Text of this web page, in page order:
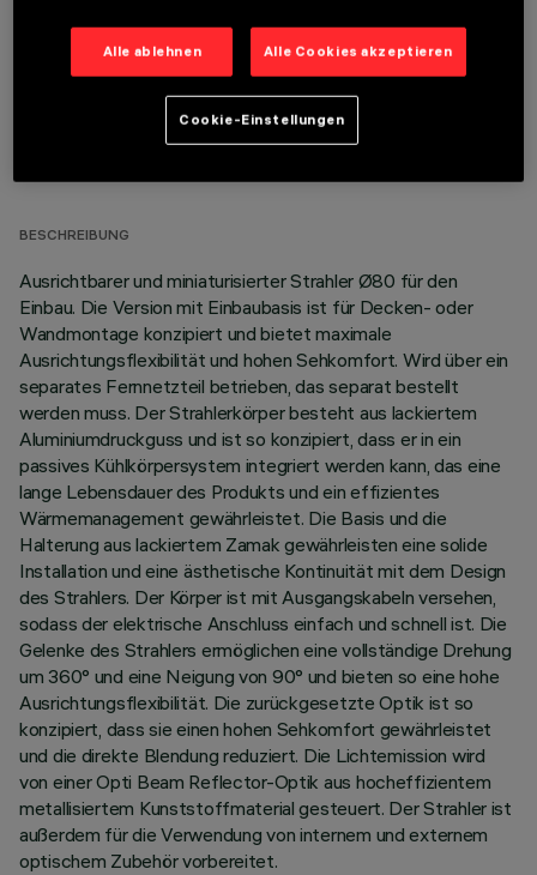
TECHNISCHE DATEN
BESCHREIBUNG
Ausrichtbarer und miniaturisierter Strahler Ø80 für den
Einbau. Die Version mit Einbaubasis ist für Decken- oder
Wandmontage konzipiert und bietet maximale
Ausrichtungsflexibilität und hohen Sehkomfort. Wird über ein
separates Fernnetzteil betrieben, das separat bestellt
werden muss. Der Strahlerkörper besteht aus lackiertem
Aluminiumdruckguss und ist so konzipiert, dass er in ein
passives Kühlkörpersystem integriert werden kann, das eine
lange Lebensdauer des Produkts und ein effizientes
Wärmemanagement gewährleistet. Die Basis und die
Halterung aus lackiertem Zamak gewährleisten eine solide
Installation und eine ästhetische Kontinuität mit dem Design
des Strahlers. Der Körper ist mit Ausgangskabeln versehen,
sodass der elektrische Anschluss einfach und schnell ist. Die
Gelenke des Strahlers ermöglichen eine vollständige Drehung
um 360° und eine Neigung von 90° und bieten so eine hohe
Ausrichtungsflexibilität. Die zurückgesetzte Optik ist so
konzipiert, dass sie einen hohen Sehkomfort gewährleistet
und die direkte Blendung reduziert. Die Lichtemission wird
von einer Opti Beam Reflector-Optik aus hocheffizientem
metallisiertem Kunststoffmaterial gesteuert. Der Strahler ist
außerdem für die Verwendung von internem und externem
optischem Zubehör vorbereitet.
Alle ablehnen Alle Cookies akzeptieren
Cookie-Einstellungen